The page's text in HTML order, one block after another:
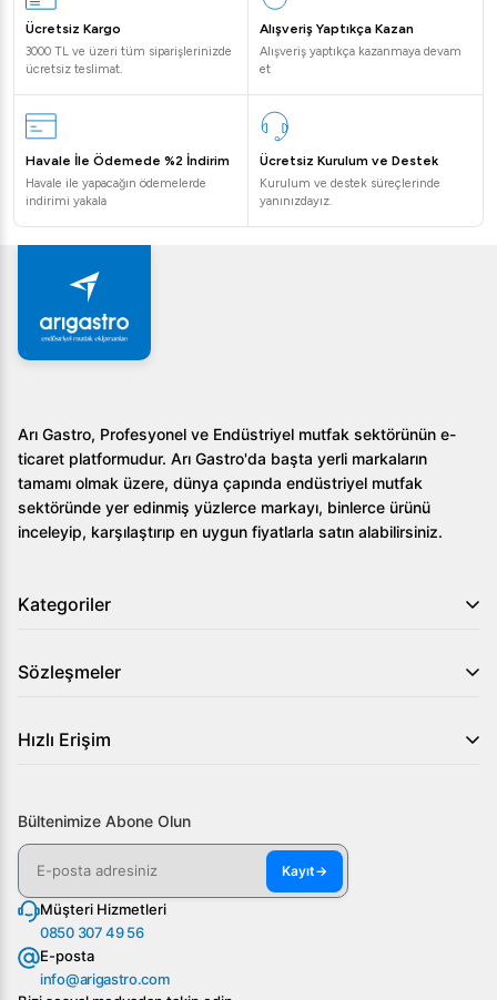
Ücretsiz Kargo
3000 TL ve üzeri tüm siparişlerinizde
ücretsiz teslimat.
Alışveriş Yaptıkça Kazan
Alışveriş yaptıkça kazanmaya devam
et
Havale İle Ödemede %2 İndirim
Havale ile yapacağın ödemelerde
indirimi yakala
Ücretsiz Kurulum ve Destek
Kurulum ve destek süreçlerinde
yanınızdayız.
Arı Gastro, Profesyonel ve Endüstriyel mutfak sektörünün e-
ticaret platformudur. Arı Gastro'da başta yerli markaların
tamamı olmak üzere, dünya çapında endüstriyel mutfak
sektöründe yer edinmiş yüzlerce markayı, binlerce ürünü
inceleyip, karşılaştırıp en uygun fiyatlarla satın alabilirsiniz.
Kategoriler
Sözleşmeler
Hızlı Erişim
Bültenimize Abone Olun
Kayıt→
Müşteri Hizmetleri
0850 307 49 56
E-posta
info@arigastro.com